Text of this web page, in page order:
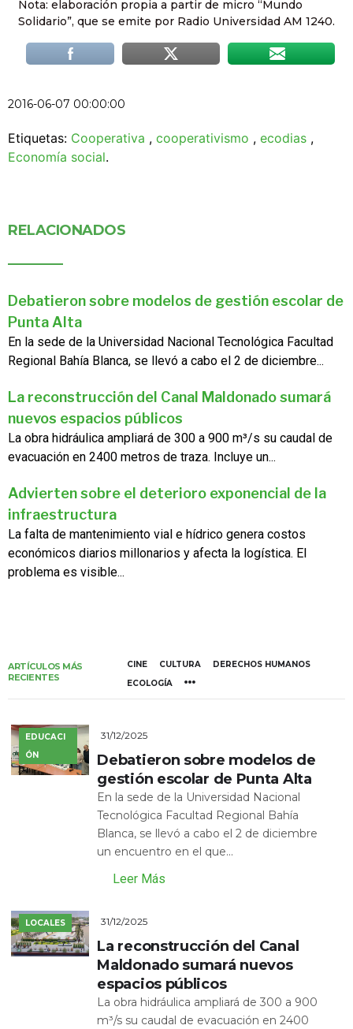
Nota: elaboración propia a partir de micro “Mundo
Solidario”, que se emite por Radio Universidad AM 1240.
2016-06-07 00:00:00
Etiquetas: Cooperativa , cooperativismo , ecodias ,
Economía social.
RELACIONADOS
Debatieron sobre modelos de gestión escolar de
Punta Alta
En la sede de la Universidad Nacional Tecnológica Facultad
Regional Bahía Blanca, se llevó a cabo el 2 de diciembre...
La reconstrucción del Canal Maldonado sumará
nuevos espacios públicos
La obra hidráulica ampliará de 300 a 900 m³/s su caudal de
evacuación en 2400 metros de traza. Incluye un...
Advierten sobre el deterioro exponencial de la
infraestructura
La falta de mantenimiento vial e hídrico genera costos
económicos diarios millonarios y afecta la logística. El
problema es visible...
ARTÍCULOS MÁS
RECIENTES
CINE CULTURA
DERECHOS HUMANOS
ECOLOGÍA
EDUCACI
ÓN
31/12/2025
Debatieron sobre modelos de
gestión escolar de Punta Alta
En la sede de la Universidad Nacional
Tecnológica Facultad Regional Bahía
Blanca, se llevó a cabo el 2 de diciembre
un encuentro en el que...
Leer Más
LOCALES 31/12/2025
La reconstrucción del Canal
Maldonado sumará nuevos
espacios públicos
La obra hidráulica ampliará de 300 a 900
m³/s su caudal de evacuación en 2400